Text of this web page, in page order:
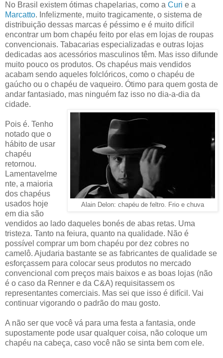
No Brasil existem ótimas chapelarias, como a Curi e a
Marcatto. Infelizmente, muito tragicamente, o sistema de
distribuição dessas marcas é péssimo e é muito difícil
encontrar um bom chapéu feito por elas em lojas de roupas
convencionais. Tabacarias especializadas e outras lojas
dedicadas aos acessórios masculinos têm. Mas isso difunde
muito pouco os produtos. Os chapéus mais vendidos
acabam sendo aqueles folclóricos, como o chapéu de
gaúcho ou o chapéu de vaqueiro. Ótimo para quem gosta de
andar fantasiado, mas ninguém faz isso no dia-a-dia da
cidade.
Alain Delon: chapéu de feltro. Frio e chuva
Pois é. Tenho
notado que o
hábito de usar
chapéu
retornou.
Lamentavelme
nte, a maioria
dos chapéus
usados hoje
em dia são
vendidos ao lado daqueles bonés de abas retas. Uma
tristeza. Tanto na feiura, quanto na qualidade. Não é
possível comprar um bom chapéu por dez cobres no
camelô. Ajudaria bastante se as fabricantes de qualidade se
esforçassem para colocar seus produtos no mercado
convencional com preços mais baixos e as boas lojas (não
é o caso da Renner e da C&A) requisitassem os
representantes comerciais. Mas sei que isso é difícil. Vai
continuar vigorando o padrão do mau gosto.
A não ser que você vá para uma festa a fantasia, onde
supostamente pode usar qualquer coisa, não coloque um
chapéu na cabeça, caso você não se sinta bem com ele.